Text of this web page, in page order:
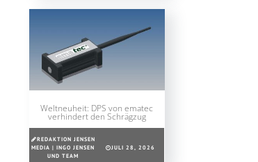
Weltneuheit: DPS von ematec
verhindert den Schrägzug
REDAKTION JENSEN
MEDIA | INGO JENSEN
UND TEAM
JULI 28, 2026